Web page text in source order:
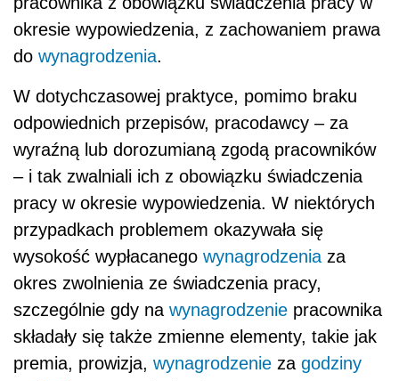
okresie wypowiedzenia, z zachowaniem prawa
do wynagrodzenia.
W dotychczasowej praktyce, pomimo braku
odpowiednich przepisów, pracodawcy – za
wyraźną lub dorozumianą zgodą pracowników
– i tak zwalniali ich z obowiązku świadczenia
pracy w okresie wypowiedzenia. W niektórych
przypadkach problemem okazywała się
wysokość wypłacanego wynagrodzenia za
okres zwolnienia ze świadczenia pracy,
szczególnie gdy na wynagrodzenie pracownika
składały się także zmienne elementy, takie jak
premia, prowizja, wynagrodzenie za godziny